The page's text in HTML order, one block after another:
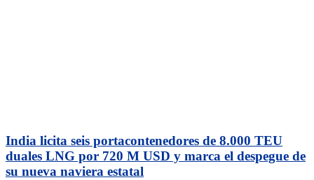
India licita seis portacontenedores de 8.000 TEU
duales LNG por 720 M USD y marca el despegue de
su nueva naviera estatal